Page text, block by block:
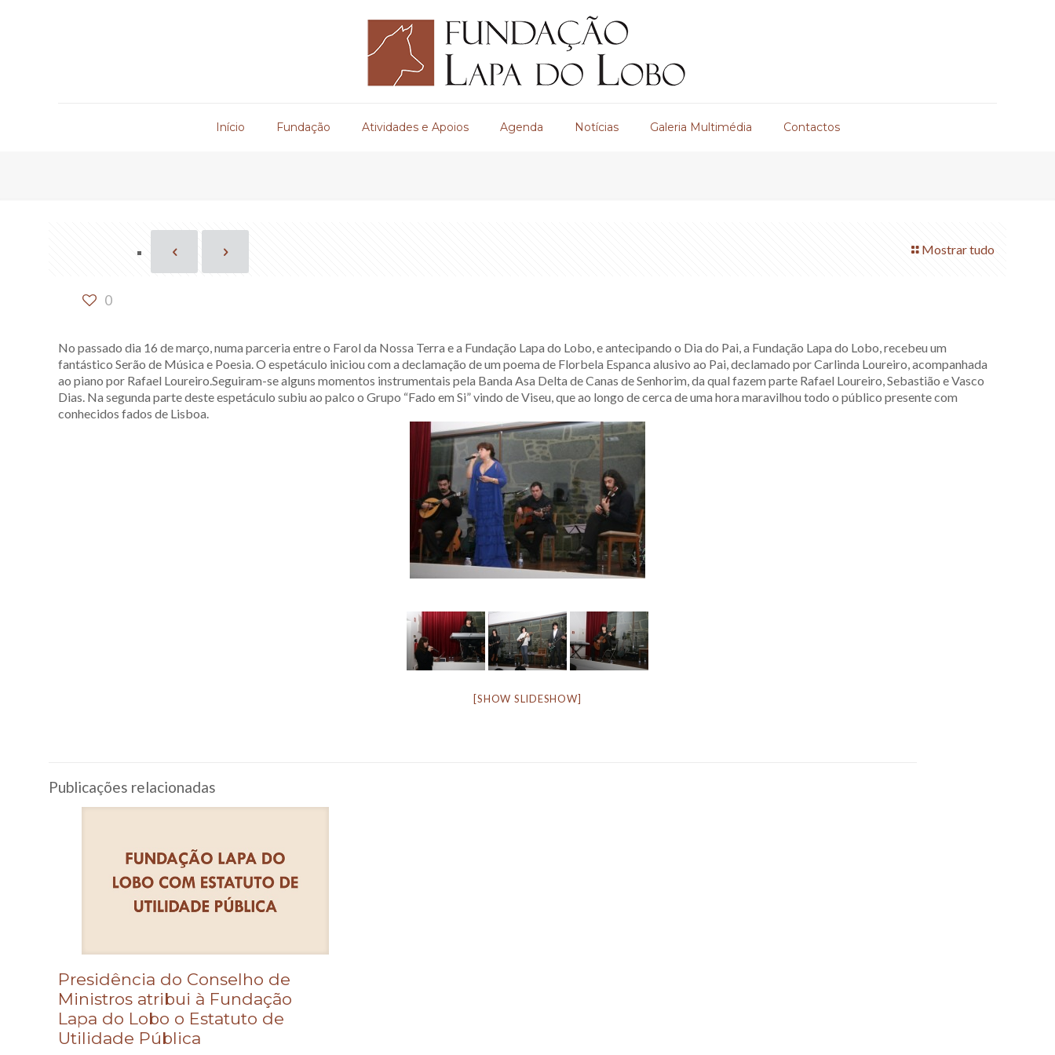
Início Fundação Atividades e Apoios Agenda Notícias Galeria Multimédia Contactos
Mostrar tudo
0
No passado dia 16 de março, numa parceria entre o Farol da Nossa Terra e a Fundação Lapa do Lobo, e antecipando o Dia do Pai, a Fundação Lapa do Lobo, recebeu um
fantástico Serão de Música e Poesia. O espetáculo iniciou com a declamação de um poema de Florbela Espanca alusivo ao Pai, declamado por Carlinda Loureiro, acompanhada
ao piano por Rafael Loureiro.Seguiram-se alguns momentos instrumentais pela Banda Asa Delta de Canas de Senhorim, da qual fazem parte Rafael Loureiro, Sebastião e Vasco
Dias. Na segunda parte deste espetáculo subiu ao palco o Grupo “Fado em Si” vindo de Viseu, que ao longo de cerca de uma hora maravilhou todo o público presente com
conhecidos fados de Lisboa.
[SHOW SLIDESHOW]
Publicações relacionadas
Presidência do Conselho de
Ministros atribui à Fundação
Lapa do Lobo o Estatuto de
Utilidade Pública